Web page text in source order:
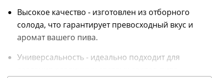
Высокое качество - изготовлен из отборного
солода, что гарантирует превосходный вкус и
аромат вашего пива.
Универсальность - идеально подходит для